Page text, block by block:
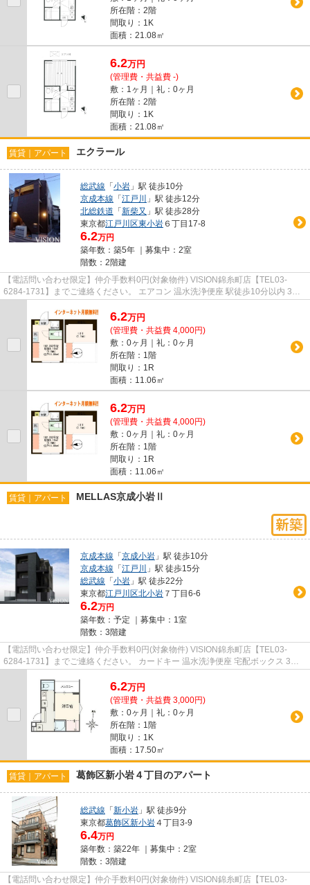
所在階：2階
間取り：1K
面積：21.08㎡
6.2万円
(管理費・共益費 -)
敷：1ヶ月｜礼：0ヶ月
所在階：2階
間取り：1K
面積：21.08㎡
賃貸｜アパート エクラール
総武線 「小岩 」駅 徒歩10分
京成本線 「江戸川
」駅 徒歩12分
北総鉄道 「新柴又 」駅 徒歩28分
東京都江戸川区東小岩 ６丁目17-8
6.2万円
築年数：築5年 ｜募集中： 2室
階数：2階建
【電話問い合わせ限定】仲介手数料0円(対象物件) VISION錦糸町店【TEL03-
6284-1731】までご連絡ください。 エアコン 温水洗浄便座 駅徒歩10分以内 3駅
以上利用可 3沿線以上利用可
6.2万円
(管理費・共益費 4,000円)
敷：0ヶ月｜礼：0ヶ月
所在階：1階
間取り：1R
面積：11.06㎡
6.2万円
(管理費・共益費 4,000円)
敷：0ヶ月｜礼：0ヶ月
所在階：1階
間取り：1R
面積：11.06㎡
賃貸｜アパート MELLAS京成小岩Ⅱ
京成本線 「京成小岩 」駅 徒歩10分
京成本線 「江戸川
」駅 徒歩15分
総武線 「小岩 」駅 徒歩22分
東京都江戸川区北小岩 ７丁目6-6
6.2万円
築年数：予定 ｜募集中： 1室
階数：3階建
【電話問い合わせ限定】仲介手数料0円(対象物件) VISION錦糸町店【TEL03-
6284-1731】までご連絡ください。 カードキー 温水洗浄便座 宅配ボックス 3駅
以上利用可 2面採光
6.2万円
(管理費・共益費 3,000円)
敷：0ヶ月｜礼：0ヶ月
所在階：1階
間取り：1K
面積：17.50㎡
賃貸｜アパート 葛飾区新小岩４丁目のアパート
総武線 「新小岩 」駅 徒歩9分
東京都葛飾区新小岩４丁目3-9
6.4万円
築年数：築22年 ｜募集中： 2室
階数：3階建
【電話問い合わせ限定】仲介手数料0円(対象物件) VISION錦糸町店【TEL03-